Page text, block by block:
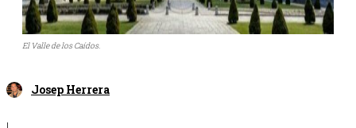
El Valle de los Caídos.
Josep Herrera